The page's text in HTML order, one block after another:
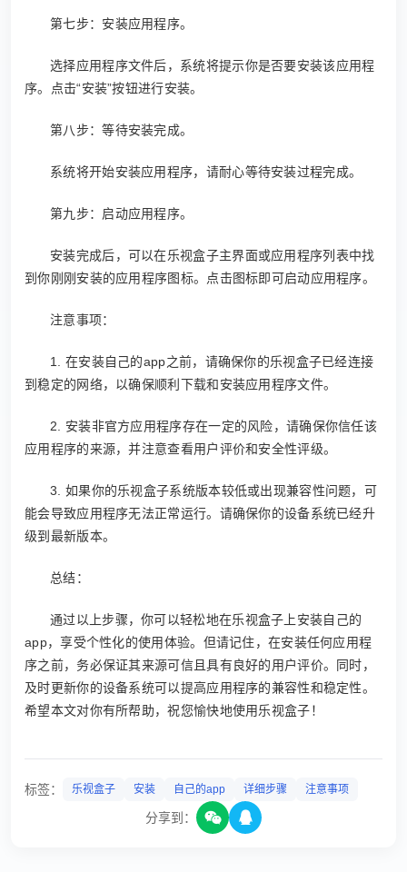
第七步：安装应用程序。
选择应用程序文件后，系统将提示你是否要安装该应用程
序。点击“安装”按钮进行安装。
第八步：等待安装完成。
系统将开始安装应用程序，请耐心等待安装过程完成。
第九步：启动应用程序。
安装完成后，可以在乐视盒子主界面或应用程序列表中找
到你刚刚安装的应用程序图标。点击图标即可启动应用程序。
注意事项：
1. 在安装自己的app之前，请确保你的乐视盒子已经连接
到稳定的网络，以确保顺利下载和安装应用程序文件。
2. 安装非官方应用程序存在一定的风险，请确保你信任该
应用程序的来源，并注意查看用户评价和安全性评级。
3. 如果你的乐视盒子系统版本较低或出现兼容性问题，可
能会导致应用程序无法正常运行。请确保你的设备系统已经升
级到最新版本。
总结：
通过以上步骤，你可以轻松地在乐视盒子上安装自己的
app，享受个性化的使用体验。但请记住，在安装任何应用程
序之前，务必保证其来源可信且具有良好的用户评价。同时，
及时更新你的设备系统可以提高应用程序的兼容性和稳定性。
希望本文对你有所帮助，祝您愉快地使用乐视盒子！
标签： 乐视盒子 安装 自己的app 详细步骤 注意事项
分享到：